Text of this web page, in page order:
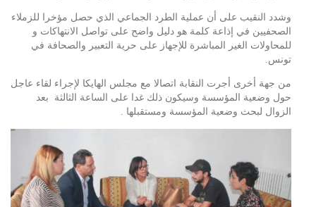
وشدد النقيب على أن عملية الطرد الجماعي الذي حصل مؤخرا للزملاء
الصحفيين في إذاعة كلمة هو دليل واضح على تواصل الانتهاكات و
للمحاولات الغير المباشرة للإجهاز على حرية التعبير والصحافة في
تونس.
من جهة أخرى أجرت النقابة اتصالا مع مجلس الهايكا لإجراء لقاء عاجل
حول وضعية المؤسسة وسيكون ذلك غدا على الساعة الثالثة بعد
الزوال لبحث وضعية المؤسسة ومستقبلها .